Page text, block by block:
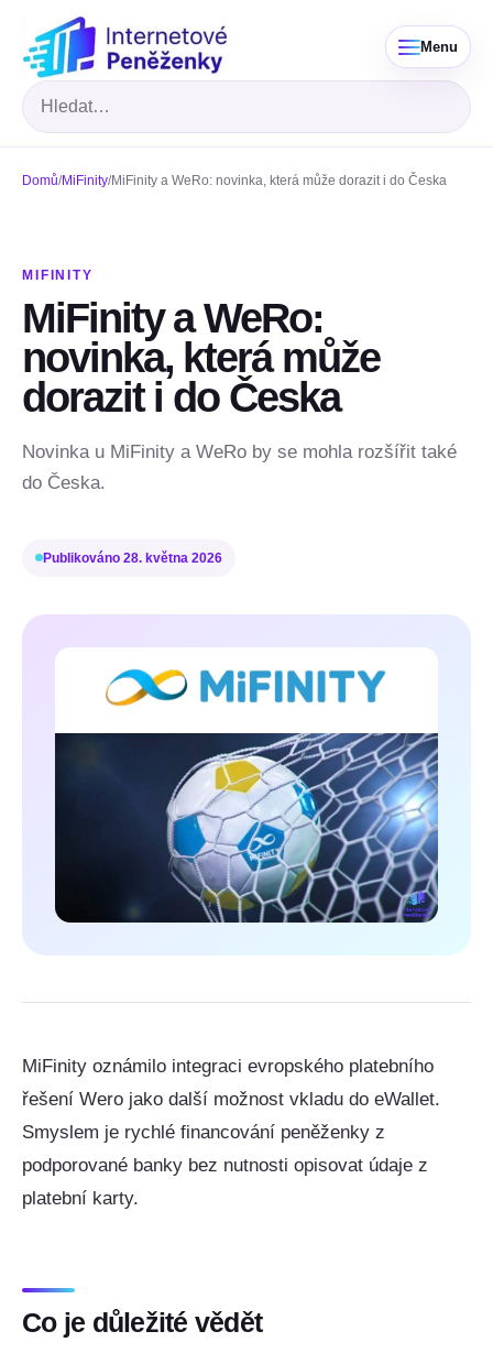
Menu
Hledat
Domů/MiFinity/MiFinity a WeRo: novinka, která může dorazit i do Česka
MIFINITY
MiFinity a WeRo:
novinka, která může
dorazit i do Česka
Novinka u MiFinity a WeRo by se mohla rozšířit také
do Česka.
Publikováno 28. května 2026
MiFinity oznámilo integraci evropského platebního
řešení Wero jako další možnost vkladu do eWallet.
Smyslem je rychlé financování peněženky z
podporované banky bez nutnosti opisovat údaje z
platební karty.
Co je důležité vědět